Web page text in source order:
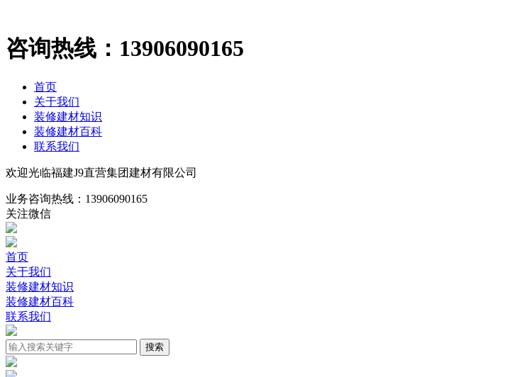
咨询热线： 13906090165
首页
关于我们
装修建材知识
装修建材百科
联系我们
欢迎光临福建J9直营集团建材有限公司
业务咨询热线： 13906090165
关注微信
首页
关于我们
装修建材知识
装修建材百科
联系我们